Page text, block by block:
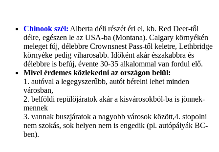
Chinook szél: Alberta déli részét éri el, kb. Red Deer-től
délre, egészen le az USA-ba (Montana). Calgary környékén
meleget fúj, délebbre Crownsnest Pass-től keletre, Lethbridge
környéke pedig viharosabb. Időként akár északabbra és
délebbre is befúj, évente 30-35 alkalommal van fordul elő.
Mivel érdemes közlekedni az országon belül:
1. autóval a legegyszerűbb, autót bérelni lehet minden
városban,
2. belföldi repülőjáratok akár a kisvárosokból-ba is jönnek-
mennek
3. vannak buszjáratok a nagyobb városok között,4. stopolni
nem szokás, sok helyen nem is engedik (pl. autópályák BC-
ben).